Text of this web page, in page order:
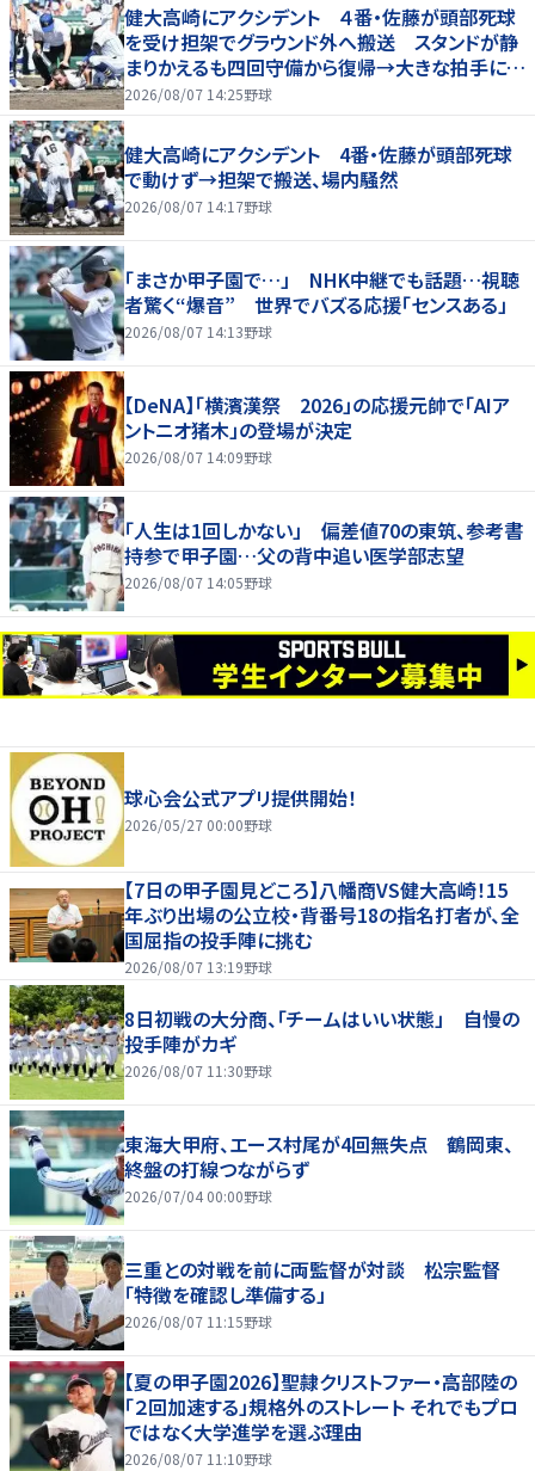
健大高崎にアクシデント ４番・佐藤が頭部死球
を受け担架でグラウンド外へ搬送 スタンドが静
まりかえるも四回守備から復帰→大きな拍手に包
まれる
2026/08/07 14:25野球
健大高崎にアクシデント 4番・佐藤が頭部死球
で動けず→担架で搬送、場内騒然
2026/08/07 14:17野球
「まさか甲子園で…」 NHK中継でも話題…視聴
者驚く“爆音” 世界でバズる応援「センスある」
2026/08/07 14:13野球
【DeNA】「横濱漢祭 2026」の応援元帥で「AIア
ントニオ猪木」の登場が決定
2026/08/07 14:09野球
「人生は1回しかない」 偏差値70の東筑、参考書
持参で甲子園…父の背中追い医学部志望
2026/08/07 14:05野球
球心会公式アプリ提供開始！
2026/05/27 00:00野球
【7日の甲子園見どころ】八幡商VS健大高崎！15
年ぶり出場の公立校・背番号18の指名打者が、全
国屈指の投手陣に挑む
2026/08/07 13:19野球
8日初戦の大分商、「チームはいい状態」 自慢の
投手陣がカギ
2026/08/07 11:30野球
東海大甲府、エース村尾が4回無失点 鶴岡東、
終盤の打線つながらず
2026/07/04 00:00野球
三重との対戦を前に両監督が対談 松宗監督
「特徴を確認し準備する」
2026/08/07 11:15野球
【夏の甲子園2026】聖隷クリストファー・高部陸の
「２回加速する」規格外のストレート それでもプロ
ではなく大学進学を選ぶ理由
2026/08/07 11:10野球